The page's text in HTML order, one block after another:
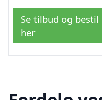
Se tilbud og bestil
her